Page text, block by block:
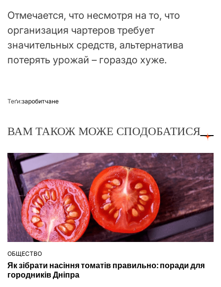
Отмечается, что несмотря на то, что
организация чартеров требует
значительных средств, альтернатива
потерять урожай – гораздо хуже.
Теґи:заробитчане
ВАМ ТАКОЖ МОЖЕ СПОДОБАТИСЯ
ОПУБЛІКУВАТИ
У
ОБЩЕСТВО
Як зібрати насіння томатів правильно: поради для
городників Дніпра